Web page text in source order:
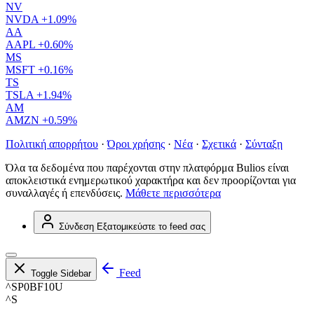
NV
NVDA +1.09%
AA
AAPL +0.60%
MS
MSFT +0.16%
TS
TSLA +1.94%
AM
AMZN +0.59%
Πολιτική απορρήτου · Όροι χρήσης · Νέα · Σχετικά · Σύνταξη
Όλα τα δεδομένα που παρέχονται στην πλατφόρμα Bulios είναι
αποκλειστικά ενημερωτικού χαρακτήρα και δεν προορίζονται για
συναλλαγές ή επενδύσεις. Μάθετε περισσότερα
Σύνδεση Εξατομικεύστε το feed σας
Toggle Sidebar
Feed
^SP0BF10U
^S